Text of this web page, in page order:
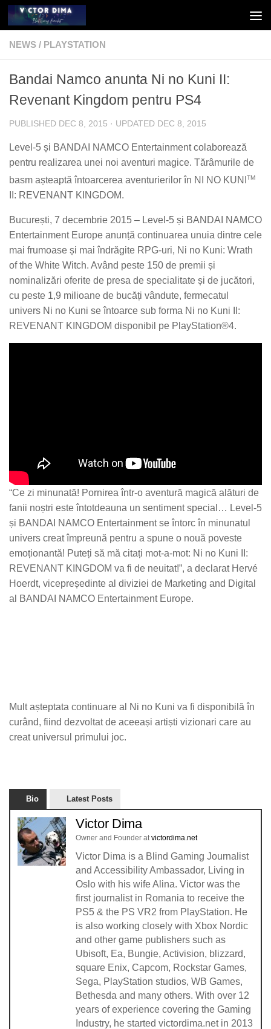
Skip to content
NEWS / PLAYSTATION
Bandai Namco anunta Ni no Kuni II:
Revenant Kingdom pentru PS4
PUBLISHED DEC 8, 2015 · UPDATED DEC 8, 2015
Level-5 și BANDAI NAMCO Entertainment colaborează
pentru realizarea unei noi aventuri magice. Tărâmurile de
basm așteaptă întoarcerea aventurierilor în NI NO KUNI
TM
II: REVENANT KINGDOM.
București, 7 decembrie 2015 – Level-5 și BANDAI NAMCO
Entertainment Europe anunță continuarea unuia dintre cele
mai frumoase și mai îndrăgite RPG-uri, Ni no Kuni: Wrath
of the White Witch. Având peste 150 de premii și
nominalizări oferite de presa de specialitate și de jucători,
cu peste 1,9 milioane de bucăți vândute, fermecatul
univers Ni no Kuni se întoarce sub forma Ni no Kuni II:
REVENANT KINGDOM disponibil pe PlayStation®4.
“Ce zi minunată! Pornirea într-o aventură magică alături de
fanii noștri este întotdeauna un sentiment special… Level-5
și BANDAI NAMCO Entertainment se întorc în minunatul
univers creat împreună pentru a spune o nouă poveste
emoționantă! Puteți să mă citați mot-a-mot: Ni no Kuni II:
REVENANT KINGDOM va fi de neuitat!”, a declarat Hervé
Hoerdt, vicepreședinte al diviziei de Marketing and Digital
al BANDAI NAMCO Entertainment Europe.
Mult așteptata continuare al Ni no Kuni va fi disponibilă în
curând, fiind dezvoltat de aceeași artiști vizionari care au
creat universul primului joc.
Bio Latest Posts
Victor Dima
Owner and Founder atvictordima.net
Victor Dima is a Blind Gaming Journalist
and Accessibility Ambassador, Living in
Oslo with his wife Alina. Victor was the
first journalist in Romania to receive the
PS5 & the PS VR2 from PlayStation. He
is also working closely with Xbox Nordic
and other game publishers such as
Ubisoft, Ea, Bungie, Activision, blizzard,
square Enix, Capcom, Rockstar Games,
Sega, PlayStation studios, WB Games,
Bethesda and many others. With over 12
years of experience covering the Gaming
Industry, he started victordima.net in 2013